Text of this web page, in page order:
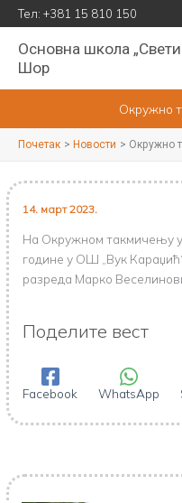
Пређи
на
садржај
Тел: +381 15 810 150
Основна школа
Шор
Окружно
Почетак Новости Окружно
14. март 2023.
На Окружном такмичењу
године у ОШ „Вук
разреда Марко
Поделите вест
Facebook WhatsApp